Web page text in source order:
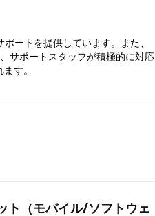
ートを提供しています。また、
サポートスタッフが積極的に対応
す。
ト（モバイル/ソフトウェ